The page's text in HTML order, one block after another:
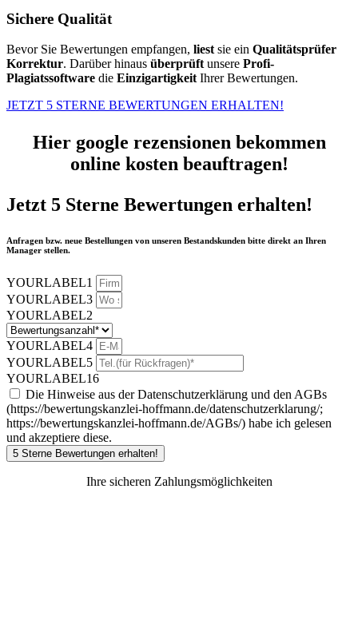
Sichere Qualität
Bevor Sie Bewertungen empfangen, liest sie ein Qualitätsprüfer
Korrektur. Darüber hinaus überprüft unsere Profi-
Plagiatssoftware die Einzigartigkeit Ihrer Bewertungen.
JETZT 5 STERNE BEWERTUNGEN ERHALTEN!
Hier google rezensionen bekommen
online kosten beauftragen!
Jetzt 5 Sterne Bewertungen erhalten!
Anfragen bzw. neue Bestellungen von unseren Bestandskunden bitte direkt an Ihren
Manager stellen.
YOURLABEL1
YOURLABEL3
YOURLABEL2
YOURLABEL4
YOURLABEL5
YOURLABEL16
Die Hinweise aus der Datenschutzerklärung und den AGBs
(https://bewertungskanzlei-hoffmann.de/datenschutzerklarung/;
https://bewertungskanzlei-hoffmann.de/AGBs/) habe ich gelesen
und akzeptiere diese.
5 Sterne Bewertungen erhalten!
Ihre sicheren Zahlungsmöglichkeiten